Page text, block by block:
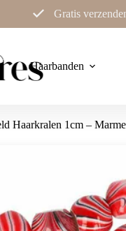
Gratis
Haarbanden
Haarkralen 1cm –